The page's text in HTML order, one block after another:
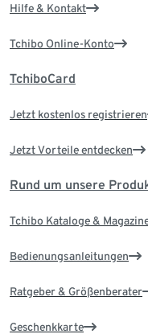
Hilfe & Kontakt
Tchibo Online-Konto
TchiboCard
Jetzt kostenlos registrieren
Jetzt Vorteile entdecken
Rund um unsere
Tchibo Kataloge &
Bedienungsanleitungen
Ratgeber & Größenberater
Geschenkkarte